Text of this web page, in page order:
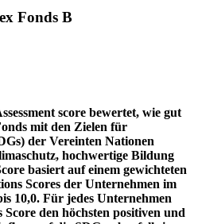
Fonds B
score bewertet, wie gut
mit den Zielen für
der Vereinten Nationen
hochwertige Bildung
basiert auf einem gewichteten
Scores der Unternehmen im
10,0. Für jedes Unternehmen
den höchsten positiven und